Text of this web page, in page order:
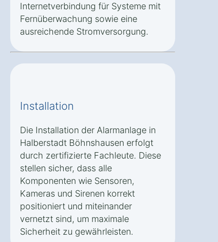
Internetverbindung für Systeme mit
Fernüberwachung sowie eine
ausreichende Stromversorgung.
Installation
Die Installation der Alarmanlage in
Halberstadt Böhnshausen erfolgt
durch zertifizierte Fachleute. Diese
stellen sicher, dass alle
Komponenten wie Sensoren,
Kameras und Sirenen korrekt
positioniert und miteinander
vernetzt sind, um maximale
Sicherheit zu gewährleisten.